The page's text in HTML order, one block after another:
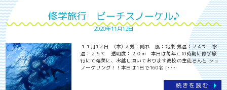
修学旅行 ビーチスノーケル♪
2020年11月12日
１１月1２日 (木) 天気：晴れ 風：北東 気温：２４℃ 水
温：２５℃ 透明度：２０ｍ 本日は毎年この時期に修学旅
行にて奄美に、お越し頂いております高校の生徒さんと シュ
ノーケリング！！本日は1日で160名 [……
続きを読む